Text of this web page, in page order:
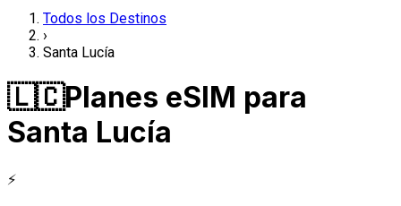
Todos los Destinos
›
Santa Lucía
🇱🇨Planes eSIM para
Santa Lucía
⚡